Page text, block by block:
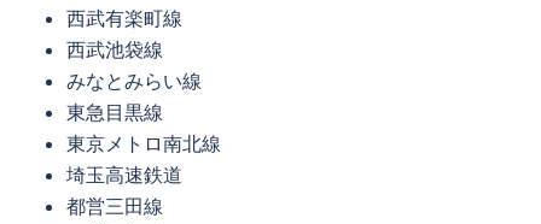
西武有楽町線
西武池袋線
みなとみらい線
東急目黒線
東京メトロ南北線
埼玉高速鉄道
都営三田線